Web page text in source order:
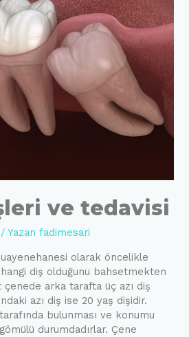
ve tedavisi
/ Yazan fadimesari
olarak öncelikle
diş olduğunu bahsetmekten
çenede arka tarafta üç azı diş
azı diş ise 20 yaş dişidir.
bulunması ve konumu
durumdadırlar. Çene